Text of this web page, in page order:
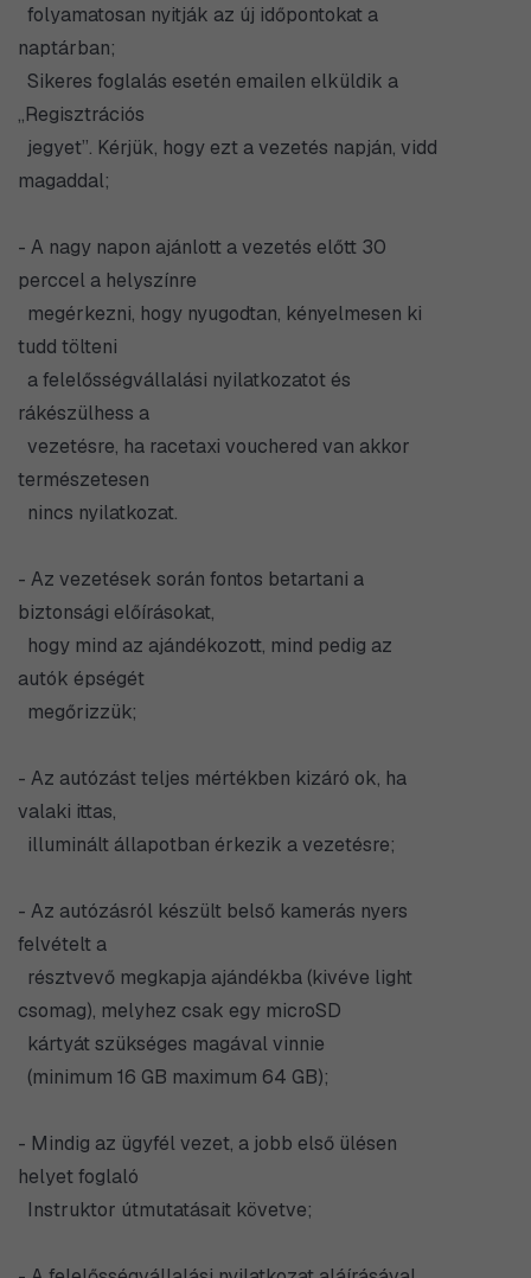
folyamatosan nyitják az új időpontokat a
naptárban;
Sikeres foglalás esetén emailen elküldik a
„Regisztrációs
jegyet”. Kérjük, hogy ezt a vezetés napján, vidd
magaddal;
- A nagy napon ajánlott a vezetés előtt 30
perccel a helyszínre
megérkezni, hogy nyugodtan, kényelmesen ki
tudd tölteni
a felelősségvállalási nyilatkozatot és
rákészülhess a
vezetésre, ha racetaxi vouchered van akkor
természetesen
nincs nyilatkozat.
- Az vezetések során fontos betartani a
biztonsági előírásokat,
hogy mind az ajándékozott, mind pedig az
autók épségét
megőrizzük;
- Az autózást teljes mértékben kizáró ok, ha
valaki ittas,
illuminált állapotban érkezik a vezetésre;
- Az autózásról készült belső kamerás nyers
felvételt a
résztvevő megkapja ajándékba (kivéve light
csomag), melyhez csak egy microSD
kártyát szükséges magával vinnie
(minimum 16 GB maximum 64 GB);
- Mindig az ügyfél vezet, a jobb első ülésen
helyet foglaló
Instruktor útmutatásait követve;